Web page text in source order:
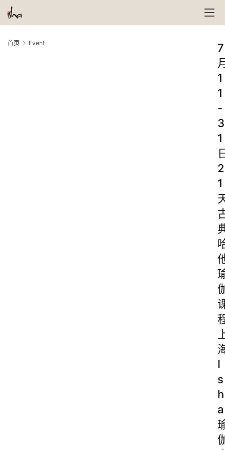
首页 Event
7
1
1
-
3
1
2
1
I
s
h
a